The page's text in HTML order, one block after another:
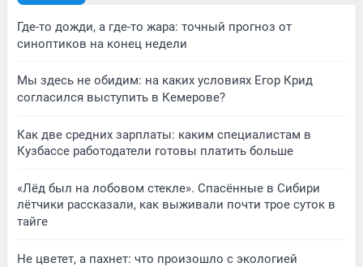
Где-то дожди, а где-то жара: точный прогноз от
синоптиков на конец недели
Мы здесь не обидим: на каких условиях Егор Крид
согласился выступить в Кемерове?
Как две средних зарплаты: каким специалистам в
Кузбассе работодатели готовы платить больше
«Лёд был на лобовом стекле». Спасённые в Сибири
лётчики рассказали, как выживали почти трое суток в
тайге
Не цветет, а пахнет: что произошло с экологией